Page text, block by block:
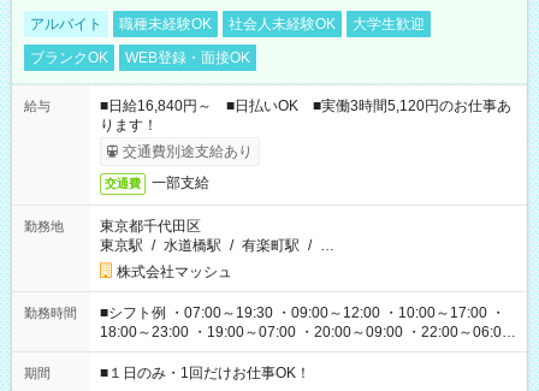
アルバイト 職種未経験OK 社会人未経験OK
大学生歓迎
ブランクOK
WEB登録・面接OK
給与
■日給16,840円～ ■日払いOK ■実働3時間5,120円のお仕事あ
ります！
交通費別途支給あり
交通費 一部支給
勤務地
東京都千代田区
東京駅 / 水道橋駅 / 有楽町駅 / …
株式会社マッシュ
勤務時間
■シフト例 ・07:00～19:30 ・09:00～12:00 ・10:00～17:00 ・
18:00～23:00 ・19:00～07:00 ・20:00～09:00 ・22:00～06:00
etc ★最短で3時間で5,120円のお仕事から 15時間で2万円近く稼
げるお仕事も！ ご希望のお時間に合わせてご紹介！ ※シフトは
期間 ■１日のみ・1回だけお仕事OK！